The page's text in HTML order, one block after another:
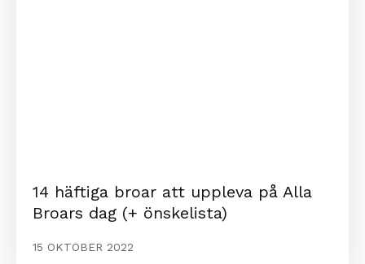
14 häftiga broar att uppleva på Alla
Broars dag (+ önskelista)
15 OKTOBER 2022